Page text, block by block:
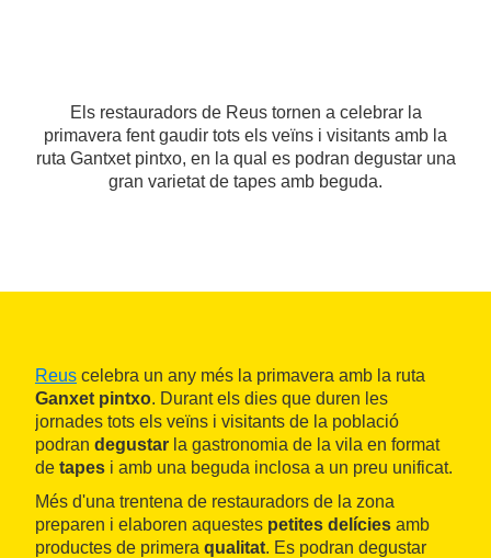
Els restauradors de Reus tornen a celebrar la
primavera fent gaudir tots els veïns i visitants amb la
ruta Gantxet pintxo, en la qual es podran degustar una
gran varietat de tapes amb beguda.
Reus celebra un any més la primavera amb la ruta
Ganxet pintxo. Durant els dies que duren les
jornades tots els veïns i visitants de la població
podran degustar la gastronomia de la vila en format
de tapes i amb una beguda inclosa a un preu unificat.
Més d'una trentena de restauradors de la zona
preparen i elaboren aquestes petites delícies amb
productes de primera qualitat. Es podran degustar